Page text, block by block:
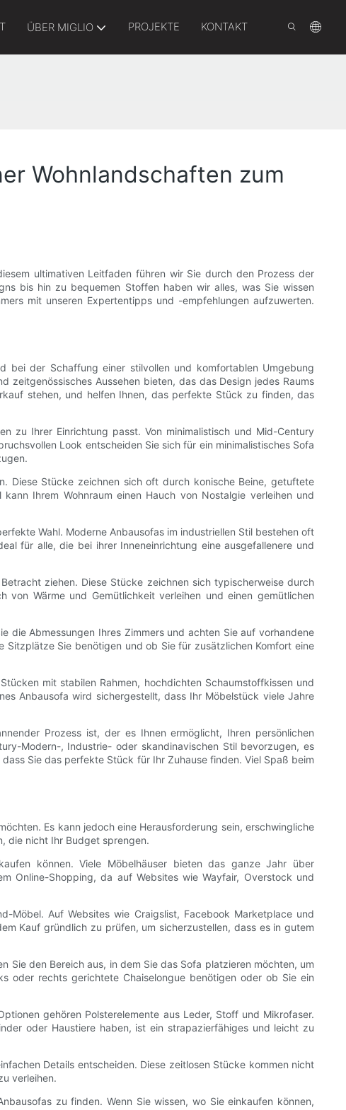
ÜBER MIGLIO PROJEKTE KONTAKT
Wohnlandschaften zum
ultimativen Leitfaden führen wir Sie durch den Prozess der
bis hin zu bequemen Stoffen haben wir alles, was Sie wissen
mit unseren Expertentipps und -empfehlungen aufzuwerten.
bei der Schaffung einer stilvollen und komfortablen Umgebung
zeitgenössisches Aussehen bieten, das das Design jedes Raums
stehen, und helfen Ihnen, das perfekte Stück zu finden, das
zu Ihrer Einrichtung passt. Von minimalistisch und Mid-Century
Look entscheiden Sie sich für ein minimalistisches Sofa
Diese Stücke zeichnen sich oft durch konische Beine, getuftete
Ihrem Wohnraum einen Hauch von Nostalgie verleihen und
Wahl. Moderne Anbausofas im industriellen Stil bestehen oft
für alle, die bei ihrer Inneneinrichtung eine ausgefallenere und
ziehen. Diese Stücke zeichnen sich typischerweise durch
von Wärme und Gemütlichkeit verleihen und einen gemütlichen
die Abmessungen Ihres Zimmers und achten Sie auf vorhandene
Sie benötigen und ob Sie für zusätzlichen Komfort eine
mit stabilen Rahmen, hochdichten Schaumstoffkissen und
Anbausofa wird sichergestellt, dass Ihr Möbelstück viele Jahre
Prozess ist, der es Ihnen ermöglicht, Ihren persönlichen
Modern-, Industrie- oder skandinavischen Stil bevorzugen, es
Sie das perfekte Stück für Ihr Zuhause finden. Viel Spaß beim
Es kann jedoch eine Herausforderung sein, erschwingliche
die nicht Ihr Budget sprengen.
können. Viele Möbelhäuser bieten das ganze Jahr über
Online-Shopping, da auf Websites wie Wayfair, Overstock und
Möbel. Auf Websites wie Craigslist, Facebook Marketplace und
Kauf gründlich zu prüfen, um sicherzustellen, dass es in gutem
Sie den Bereich aus, in dem Sie das Sofa platzieren möchten, um
oder rechts gerichtete Chaiselongue benötigen oder ob Sie ein
gehören Polsterelemente aus Leder, Stoff und Mikrofaser.
oder Haustiere haben, ist ein strapazierfähiges und leicht zu
Details entscheiden. Diese zeitlosen Stücke kommen nicht
verleihen.
zu finden. Wenn Sie wissen, wo Sie einkaufen können,